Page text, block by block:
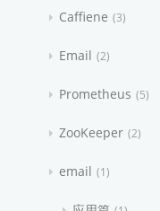
Caffiene 3
Email 2
Prometheus 5
ZooKeeper 2
email 1